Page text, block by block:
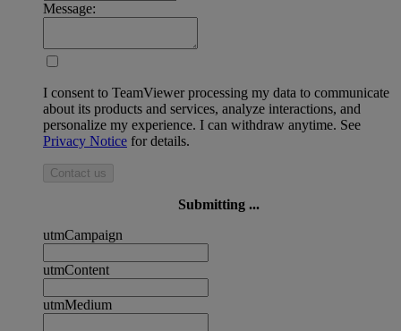
Message:
I consent to TeamViewer processing my data to communicate
about its products and services, analyze interactions, and
personalize my experience. I can withdraw anytime. See
Privacy Notice for details.
Contact us
Submitting ...
utmCampaign
utmContent
utmMedium